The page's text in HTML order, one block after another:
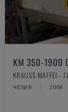
KM 350-1900
KRAUSS
ЧЕХИЯ 2006